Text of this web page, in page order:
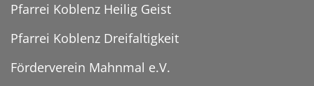
Pfarrei Koblenz Heilig Geist
Pfarrei Koblenz Dreifaltigkeit
Förderverein Mahnmal e.V.